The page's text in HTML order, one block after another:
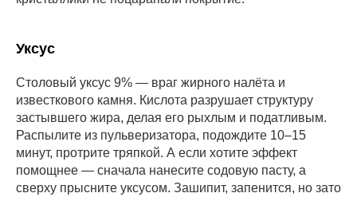
Уксус
Столовый уксус 9% — враг жирного налёта и
известкового камня. Кислота разрушает структуру
застывшего жира, делая его рыхлым и податливым.
Распылите из пульверизатора, подождите 10–15
минут, протрите тряпкой. А если хотите эффект
помощнее — сначала нанесите содовую пасту, а
сверху прысните уксусом. Зашипит, запенится, но зато